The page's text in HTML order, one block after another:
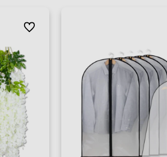
Do ulubionych